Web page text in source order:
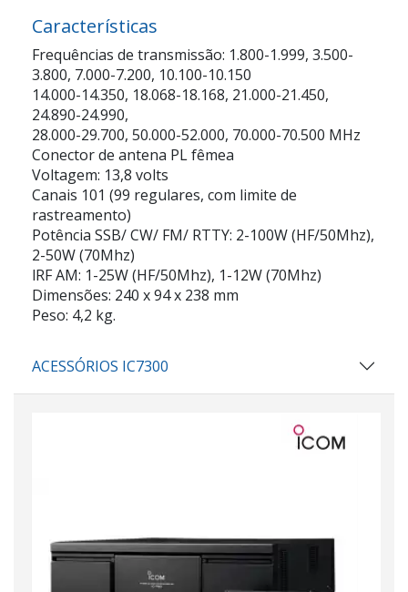
Características
Frequências de transmissão: 1.800-1.999, 3.500-
3.800, 7.000-7.200, 10.100-10.150
14.000-14.350, 18.068-18.168, 21.000-21.450,
24.890-24.990,
28.000-29.700, 50.000-52.000, 70.000-70.500 MHz
Conector de antena PL fêmea
Voltagem: 13,8 volts
Canais 101 (99 regulares, com limite de
rastreamento)
Potência SSB/ CW/ FM/ RTTY: 2-100W (HF/50Mhz),
2-50W (70Mhz)
lRF AM: 1-25W (HF/50Mhz), 1-12W (70Mhz)
Dimensões: 240 x 94 x 238 mm
Peso: 4,2 kg.
ACESSÓRIOS IC7300